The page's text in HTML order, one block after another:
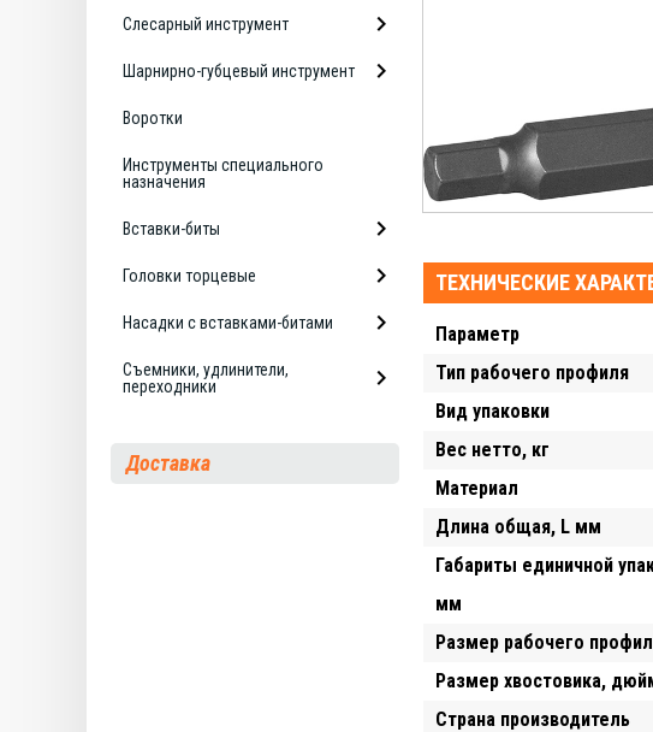
Слесарный инструмент
Шарнирно-губцевый инструмент
Воротки
Инструменты специального
назначения
Вставки-биты
Головки торцевые
Насадки с вставками-битами
Съемники, удлинители,
переходники
Доставка
ТЕХНИЧЕСКИЕ
Параметр
Тип рабочего профиля
Вид упаковки
Вес нетто, кг
Материал
Длина общая, L мм
Габариты единичной
мм
Размер рабочего
Размер хвостовика,
Страна производитель